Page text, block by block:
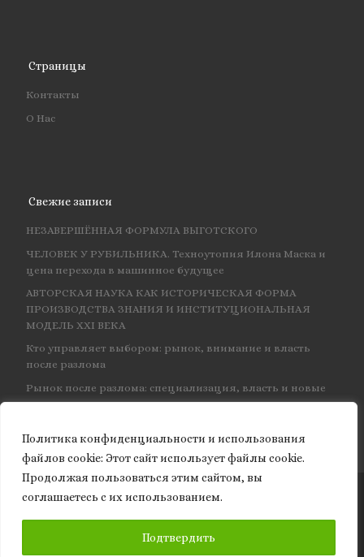
Политика конфиденциальности и использования
файлов сookie: Этот сайт использует файлы cookie.
Продолжая пользоваться этим сайтом, вы
соглашаетесь с их использованием.
Подтвердить
Страницы
Контакты
О Нас
Свежие записи
НЕЗАВЕРШЁННАЯ ФОРМУЛА ВЫГОТСКОГО
ЧЕЛОВЕК У РУБИЛЬНИКА. Техноутопия Илона Маска и
цена перехода в машинное будущее
АВТОРСКАЯ НАУКА КАК ИСТОРИЧЕСКАЯ ФОРМА
ПРОИЗВОДСТВА ЗНАНИЯ И ИНСТИТУЦИОНАЛЬНАЯ
МОДЕЛЬ XXI ВЕКА
Кто управляет выбором: рынок, внимание и власть
после разлома
Рынок после разлома: специализация, власть и новые
центры влияния
© 2026Granite of science– Все права защищены